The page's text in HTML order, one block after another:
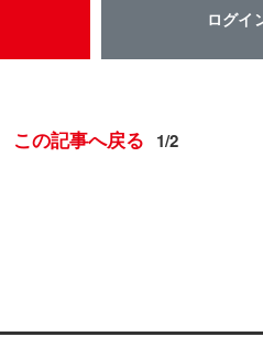
ログイ
この記事へ戻る 1/2